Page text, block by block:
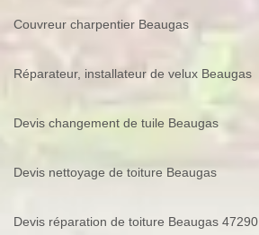
Couvreur charpentier Beaugas
Réparateur, installateur de velux Beaugas
Devis changement de tuile Beaugas
Devis nettoyage de toiture Beaugas
Devis réparation de toiture Beaugas 47290